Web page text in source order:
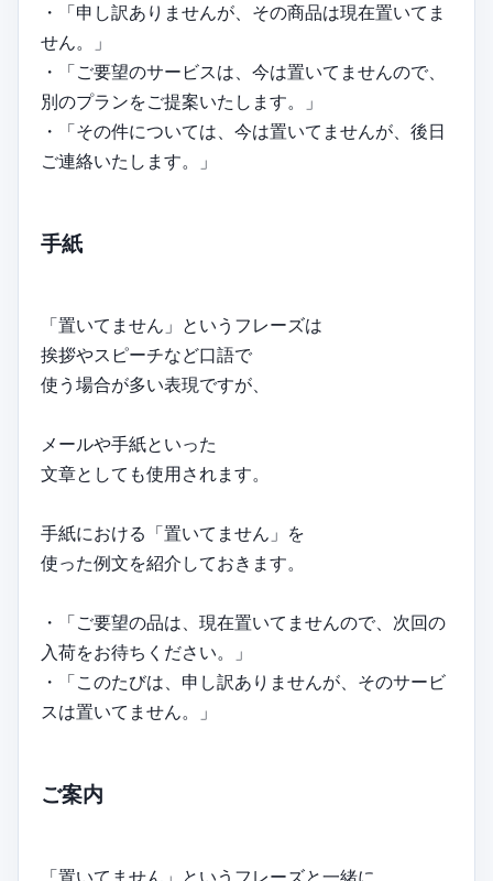
・「申し訳ありませんが、その商品は現在置いてま
せん。」
・「ご要望のサービスは、今は置いてませんので、
別のプランをご提案いたします。」
・「その件については、今は置いてませんが、後日
ご連絡いたします。」
手紙
「置いてません」というフレーズは
挨拶やスピーチなど口語で
使う場合が多い表現ですが、
メールや手紙といった
文章としても使用されます。
手紙における「置いてません」を
使った例文を紹介しておきます。
・「ご要望の品は、現在置いてませんので、次回の
入荷をお待ちください。」
・「このたびは、申し訳ありませんが、そのサービ
スは置いてません。」
ご案内
「置いてません」というフレーズと一緒に